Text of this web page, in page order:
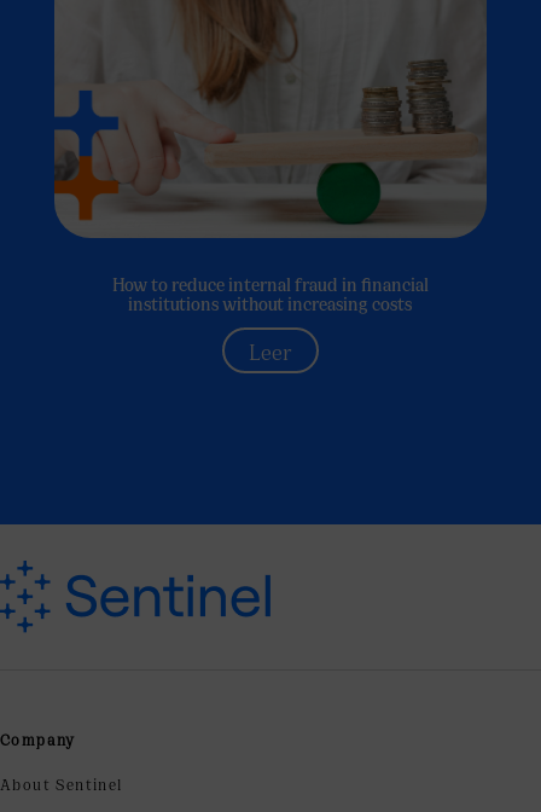
How to reduce internal fraud in financial
institutions without increasing costs
Leer
Company
About Sentinel